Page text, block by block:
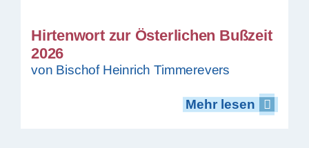
Hirtenwort zur Österlichen Bußzeit
2026
von Bischof Heinrich Timmerevers
Mehr lesen
Mehr lesen